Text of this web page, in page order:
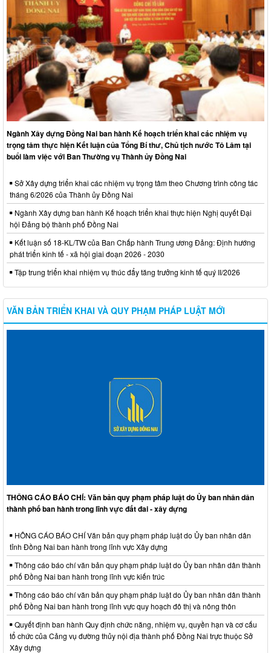
Ngành Xây dựng Đồng Nai ban hành Kế hoạch triển khai các nhiệm vụ
trọng tâm thực hiện Kết luận của Tổng Bí thư, Chủ tịch nước Tô Lâm tại
buổi làm việc với Ban Thường vụ Thành ủy Đồng Nai
Sở Xây dựng triển khai các nhiệm vụ trọng tâm theo Chương trình công tác
tháng 6/2026 của Thành ủy Đồng Nai
Ngành Xây dựng ban hành Kế hoạch triển khai thực hiện Nghị quyết Đại
hội Đảng bộ thành phố Đồng Nai
Kết luận số 18-KL/TW của Ban Chấp hành Trung ương Đảng: Định hướng
phát triển kinh tế - xã hội giai đoạn 2026 - 2030
Tập trung triển khai nhiệm vụ thúc đẩy tăng trưởng kinh tế quý II/2026
VĂN BẢN TRIỂN KHAI VÀ QUY PHẠM PHÁP LUẬT MỚI
THÔNG CÁO BÁO CHÍ: Văn bản quy phạm pháp luật do Ủy ban nhân dân
thành phố ban hành trong lĩnh vực đất đai - xây dựng
HÔNG CÁO BÁO CHÍ Văn bản quy phạm pháp luật do Ủy ban nhân dân
tỉnh Đồng Nai ban hành trong lĩnh vực Xây dựng
Thông cáo báo chí văn bản quy phạm pháp luật do Ủy ban nhân dân thành
phố Đồng Nai ban hành trong lĩnh vực kiến trúc
Thông cáo báo chí văn bản quy phạm pháp luật do Ủy ban nhân dân thành
phố Đồng Nai ban hành trong lĩnh vực quy hoạch đô thị và nông thôn
Quyết định ban hành Quy định chức năng, nhiệm vụ, quyền hạn và cơ cấu
tổ chức của Cảng vụ đường thủy nội địa thành phố Đồng Nai trực thuộc Sở
Xây dựng